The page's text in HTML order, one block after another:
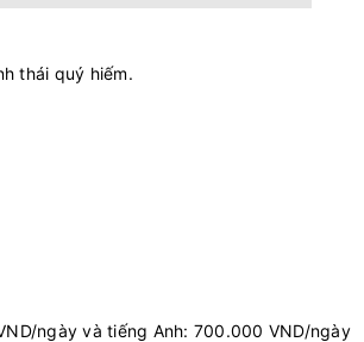
thái quý hiếm.
ngày và tiếng Anh: 700.000 VND/ngày